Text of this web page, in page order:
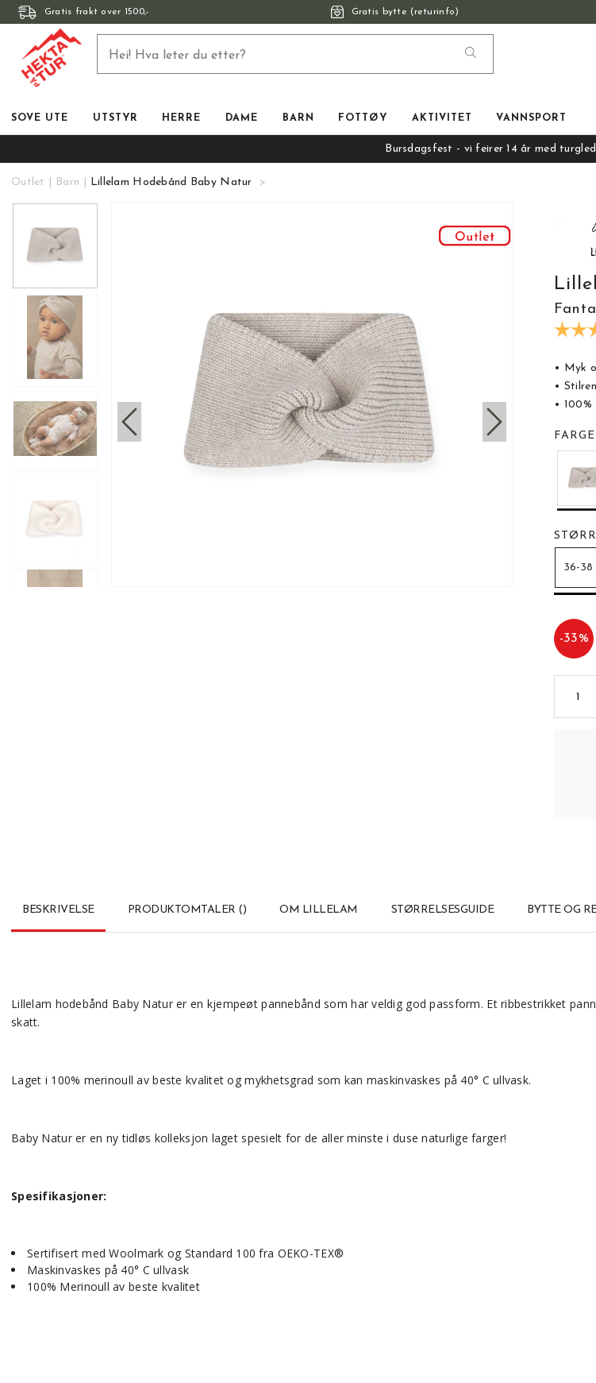
Gratis frakt over 1500,- Gratis bytte (returinfo)
SOVE UTE UTSTYR HERRE DAME BARN FOTTØY AKTIVITET VANNSPORT
Bursdagsfest - vi feirer 14 år med
Outlet Barn Lillelam Hodebånd Baby Natur
• Myk
•
•
FARGE
36-38
-33%
BESKRIVELSE PRODUKTOMTALER () OM LILLELAM STØRRELSESGUIDE BYTTE OG
Lillelam hodebånd Baby Natur er en kjempeøt pannebånd som har veldig god passform. Et ribbestrikket
skatt.
Laget i 100% merinoull av beste kvalitet og mykhetsgrad som kan maskinvaskes på 40° C ullvask.
Baby Natur er en ny tidløs kolleksjon laget spesielt for de aller minste i duse naturlige farger!
Spesifikasjoner:
Sertifisert med Woolmark og Standard 100 fra OEKO-TEX®
Maskinvaskes på 40° C ullvask
100% Merinoull av beste kvalitet